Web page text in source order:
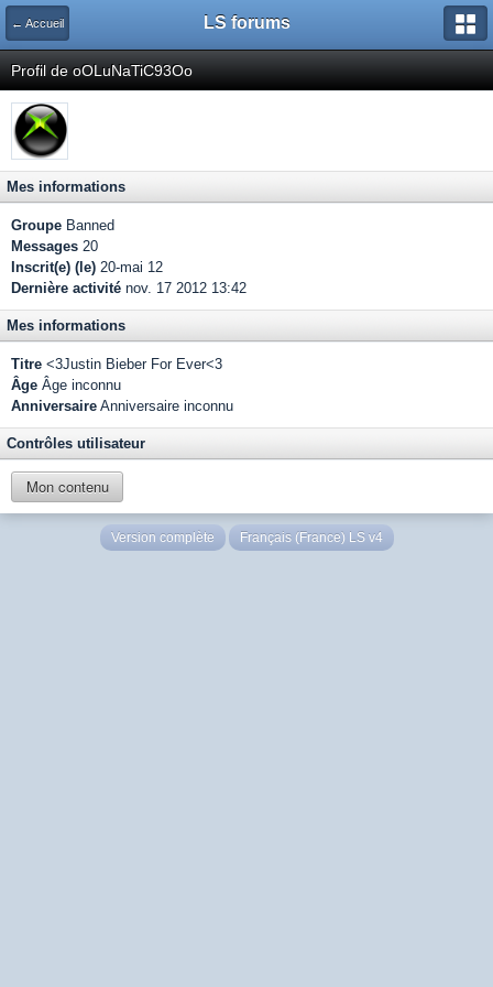
← Accueil LS forums
Profil de oOLuNaTiC93Oo
Mes informations
Groupe Banned
Messages 20
Inscrit(e) (le) 20-mai 12
Dernière activité nov. 17 2012 13:42
Mes informations
Titre <3Justin Bieber For Ever<3
Âge Âge inconnu
Anniversaire Anniversaire inconnu
Contrôles utilisateur
Mon contenu
Version complète Français (France) LS v4